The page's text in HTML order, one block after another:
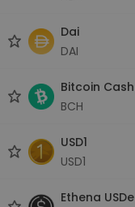
Dai
DAI
Bitcoin Cash
BCH
USD1
USD1
Ethena USDe